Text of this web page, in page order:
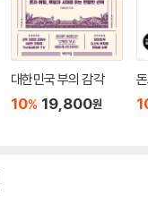
대한민국 부의 감각
10% 19,800원